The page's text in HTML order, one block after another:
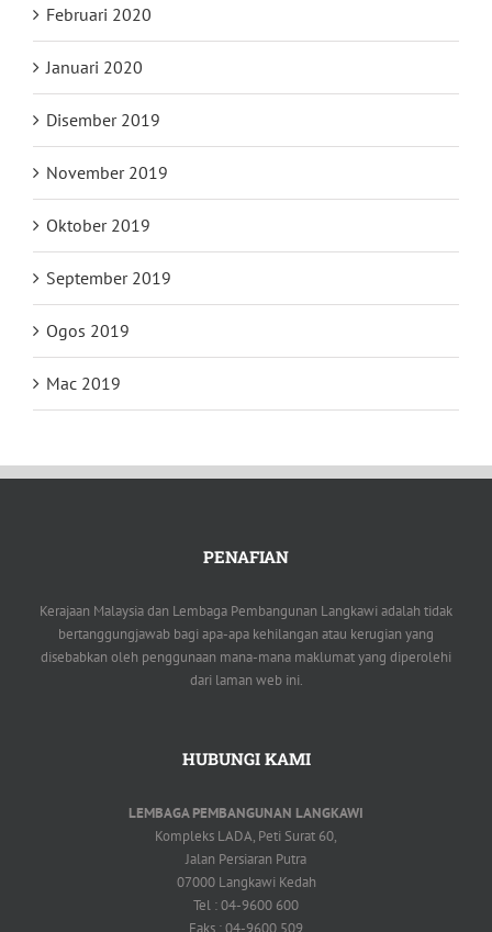
Februari 2020
Januari 2020
Disember 2019
November 2019
Oktober 2019
September 2019
Ogos 2019
Mac 2019
PENAFIAN
Kerajaan Malaysia dan Lembaga Pembangunan Langkawi adalah tidak
bertanggungjawab bagi apa-apa kehilangan atau kerugian yang
disebabkan oleh penggunaan mana-mana maklumat yang diperolehi
dari laman web ini.
HUBUNGI KAMI
LEMBAGA PEMBANGUNAN LANGKAWI
Kompleks LADA, Peti Surat 60,
Jalan Persiaran Putra
07000 Langkawi Kedah
Tel : 04-9600 600
Faks : 04-9600 509